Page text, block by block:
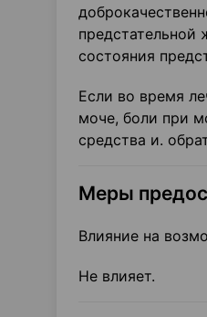
предстательной
состояния
Если во время
моче, боли при
средства и.
Меры
Влияние на
Не влияет.